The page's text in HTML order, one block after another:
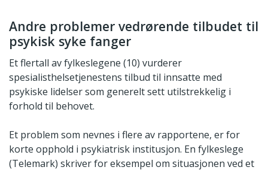
Andre problemer vedrørende tilbudet til
psykisk syke fanger
Et flertall av fylkeslegene (10) vurderer
spesialisthelsetjenestens tilbud til innsatte med
psykiske lidelser som generelt sett utilstrekkelig i
forhold til behovet.
Et problem som nevnes i flere av rapportene, er for
korte opphold i psykiatrisk institusjon. En fylkeslege
(Telemark) skriver for eksempel om situasjonen ved et